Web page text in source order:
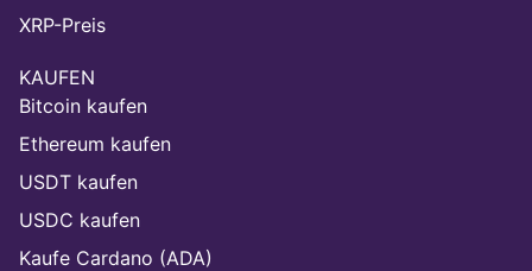
XRP-Preis
KAUFEN
Bitcoin kaufen
Ethereum kaufen
USDT kaufen
USDC kaufen
Kaufe Cardano (ADA)